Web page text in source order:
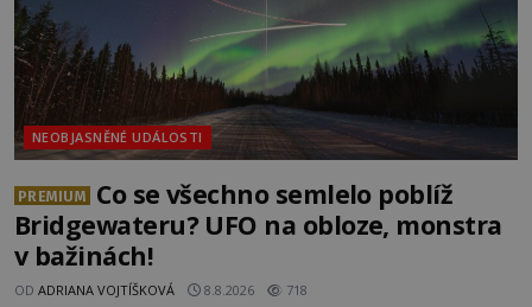
NEOBJASNĚNÉ UDÁLOSTI
PREMIUM
Co se všechno semlelo poblíž
Bridgewateru? UFO na obloze, monstra
v bažinách!
OD ADRIANA VOJTÍŠKOVÁ 8.8.2026 718